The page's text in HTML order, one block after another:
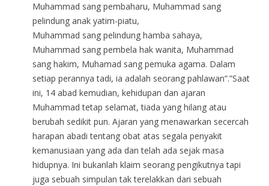
Muhammad sang pembaharu, Muhammad sang
pelindung anak yatim-piatu,
Muhammad sang pelindung hamba sahaya,
Muhammad sang pembela hak wanita, Muhammad
sang hakim, Muhamad sang pemuka agama. Dalam
setiap perannya tadi, ia adalah seorang pahlawan”.”Saat
ini, 14 abad kemudian, kehidupan dan ajaran
Muhammad tetap selamat, tiada yang hilang atau
berubah sedikit pun. Ajaran yang menawarkan secercah
harapan abadi tentang obat atas segala penyakit
kemanusiaan yang ada dan telah ada sejak masa
hidupnya. Ini bukanlah klaim seorang pengikutnya tapi
juga sebuah simpulan tak terelakkan dari sebuah